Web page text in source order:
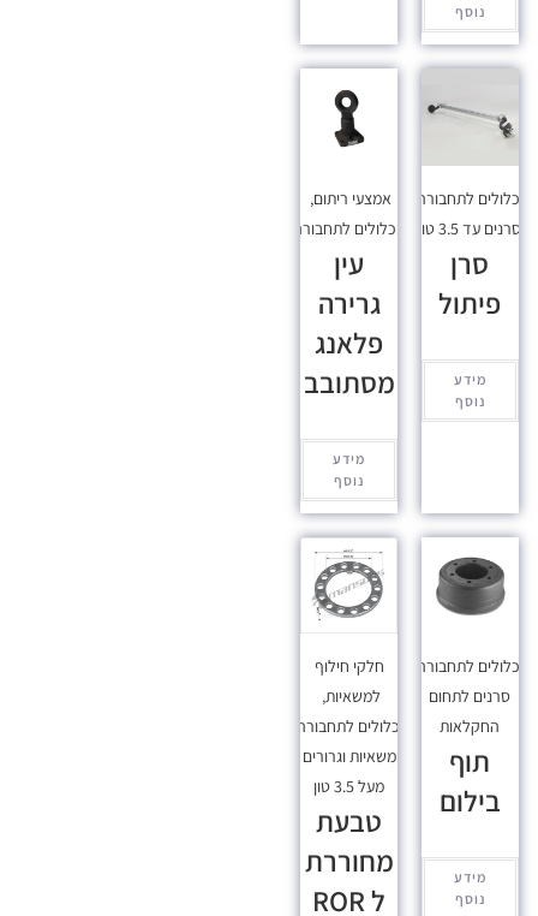
נוסף
לתחבורה,
סרנים עד 3.5 טון
סרן
פיתול
מידע
נוסף
אמצעי ריתום,
מכלולים לתחבורה
עין
גרירה
פלאנג
מסתובב
מידע
נוסף
לתחבורה,
סרנים לתחום
החקלאות
תוף
בילום
מידע
נוסף
חלקי חילוף
למשאיות,
מכלולים לתחבורה,
משאיות וגרורים
מעל 3.5 טון
טבעת
מחוררת
ל ROR